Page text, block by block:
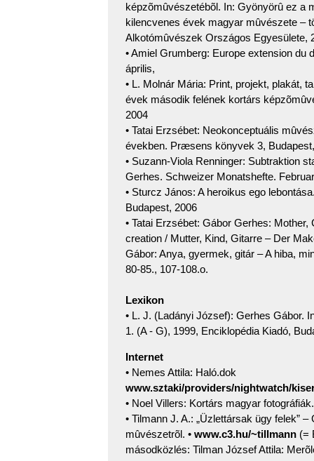
képzõmûvészetébõl. In: Gyönyörû ez a
kilencvenes évek magyar mûvészete –
Alkotómûvészek Országos Egyesülete,
• Amiel Grumberg: Europe extension du
április,
• L. Molnár Mária: Print, projekt, plakát,
évek második felének kortárs
2004
• Tatai Erzsébet: Neokonceptuális
években. Præsens könyvek 3,
• Suzann-Viola Renninger: Subtraktion
Gerhes. Schweizer Monatshefte.
• Sturcz János: A heroikus ego
Budapest, 2006
• Tatai Erzsébet: Gábor Gerhes:
creation / Mutter, Kind, Gitarre – Der
Gábor: Anya, gyermek, gitár – A hiba,
80-85., 107-108.o.
Lexikon
• L. J. (Ladányi József): Gerhes Gábor.
1. (A - G), 1999, Enciklopédia Kiadó,
Internet
• Nemes Attila: Haló.dok
www.sztaki/providers/nightwatch/
• Noel Villers: Kortárs magyar
• Tilmann J. A.: „Üzlettársak ügy felek”
mûvészetrõl. • www.c3.hu/~tillmann (=
másodközlés: Tilman József Attila: